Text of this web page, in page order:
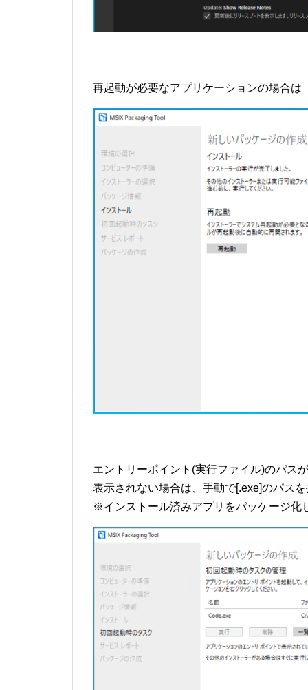
再起動が必要なアプリケーションの場合は
エントリーポイント(実行ファイル)のパス
表示されない場合は、手動で[.exe]のパス
※インストール済みアプリをパッケージ化